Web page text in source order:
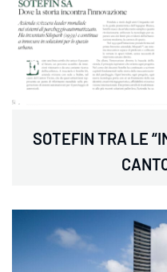
SOTEFIN TRA LE